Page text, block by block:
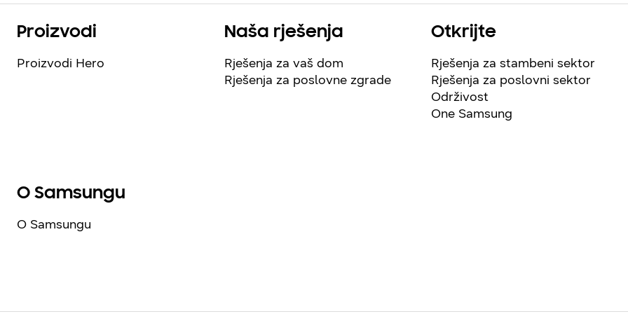
Proizvodi
Proizvodi Hero
Naša rješenja
Rješenja za vaš dom
Rješenja za poslovne zgrade
Otkrijte
Rješenja za stambeni sektor
Rješenja za poslovni sektor
Održivost
One Samsung
O Samsungu
O Samsungu